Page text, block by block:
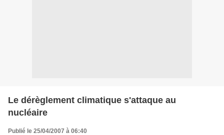
Le dérèglement climatique s'attaque au
nucléaire
Publié le 25/04/2007 à 06:40